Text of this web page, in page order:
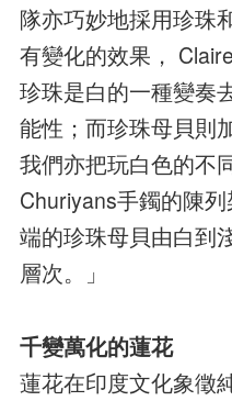
隊亦巧妙地採用珍珠
有變化的效果，
珍珠是白的一種變奏
能性；而珍珠母貝則
我們亦把玩白色的不
Churiyans手鐲的陳
端的珍珠母貝由白到
層次。」
千變萬化的蓮花
蓮花在印度文化象徵